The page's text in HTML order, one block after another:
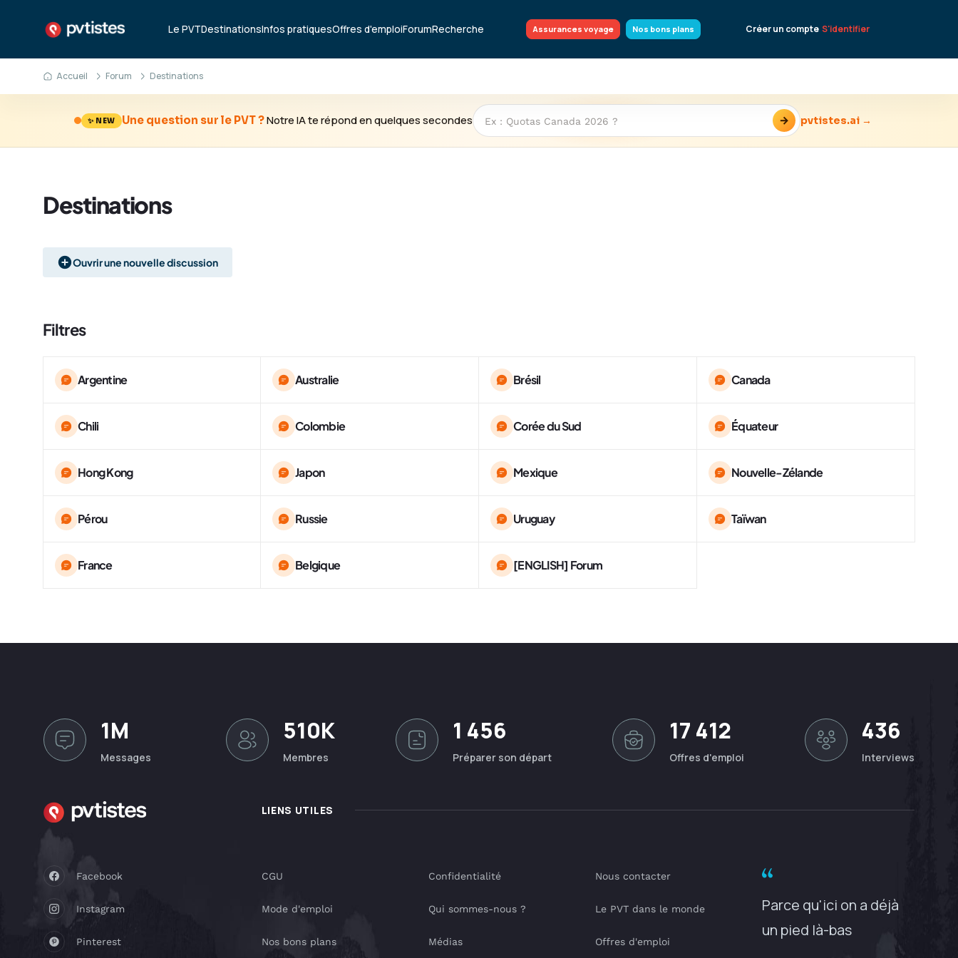
Le PVTDestinationsInfos pratiquesOffres d'emploiForumRecherche Assurances voyage Nos bons plans Créer un compte S'identifier
Accueil Forum Destinations
✨ NEW Une question sur le PVT ?Notre IA te répond en quelques secondes → pvtistes.ai →
Destinations
Ouvrir une nouvelle discussion
Filtres
Argentine Australie Brésil Canada
Chili Colombie Corée du Sud Équateur
Hong Kong Japon Mexique Nouvelle-Zélande
Pérou Russie Uruguay Taïwan
France Belgique [ENGLISH] Forum
1M
Messages
510K
Membres
1 456
Préparer son départ
17 412
Offres d'emploi
436
Interviews
LIENS UTILES
Facebook
Instagram
Pinterest
CGU
Mode d'emploi
Nos bons plans
Confidentialité
Qui sommes-nous ?
Médias
Nous contacter
Le PVT dans le monde
Offres d'emploi
Parce qu'ici on a déjà
un pied là-bas